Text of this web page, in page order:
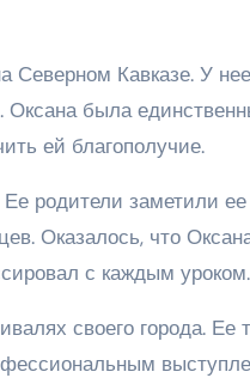
Северном Кавказе. У
Оксана была
ей благополучие.
родители заметили
Оказалось, что
с каждым уроком.
своего города. Ее